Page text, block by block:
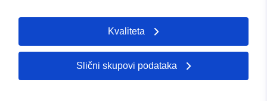
Kvaliteta
Slični skupovi podataka